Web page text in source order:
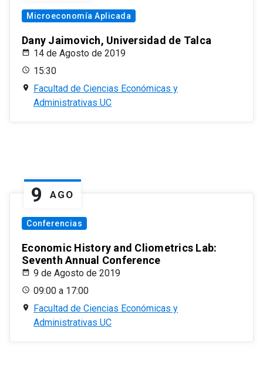
Microeconomía Aplicada
Dany Jaimovich, Universidad de Talca
14 de Agosto de 2019
15:30
Facultad de Ciencias Económicas y
Administrativas UC
9 AGO
Conferencias
Economic History and Cliometrics Lab:
Seventh Annual Conference
9 de Agosto de 2019
09:00 a 17:00
Facultad de Ciencias Económicas y
Administrativas UC